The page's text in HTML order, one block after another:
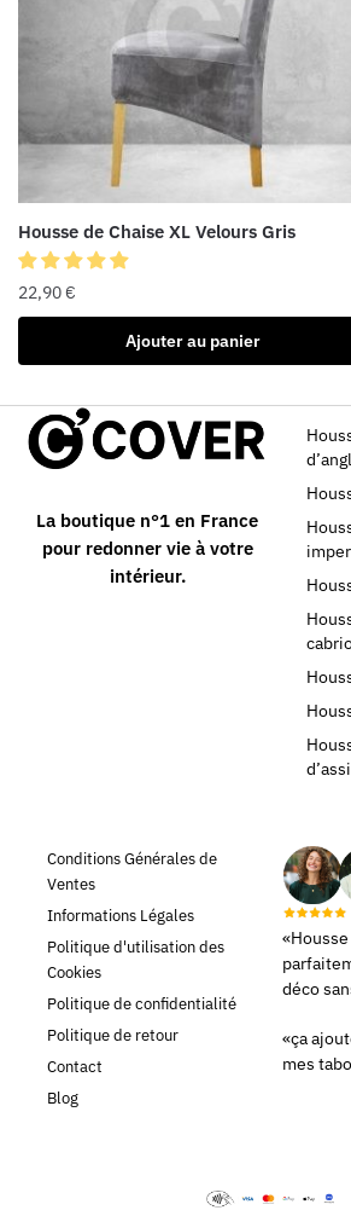
Housse de Chaise XL Velours Gris
22,90€
Ajouter au panier
La boutique n°1 en France
pour redonner vie à votre
intérieur.
Conditions Générales de
Ventes
Informations Légales
Politique d'utilisation des
Cookies
Politique de confidentialité
Politique de retour
Contact
Blog
déco
«ça
mes